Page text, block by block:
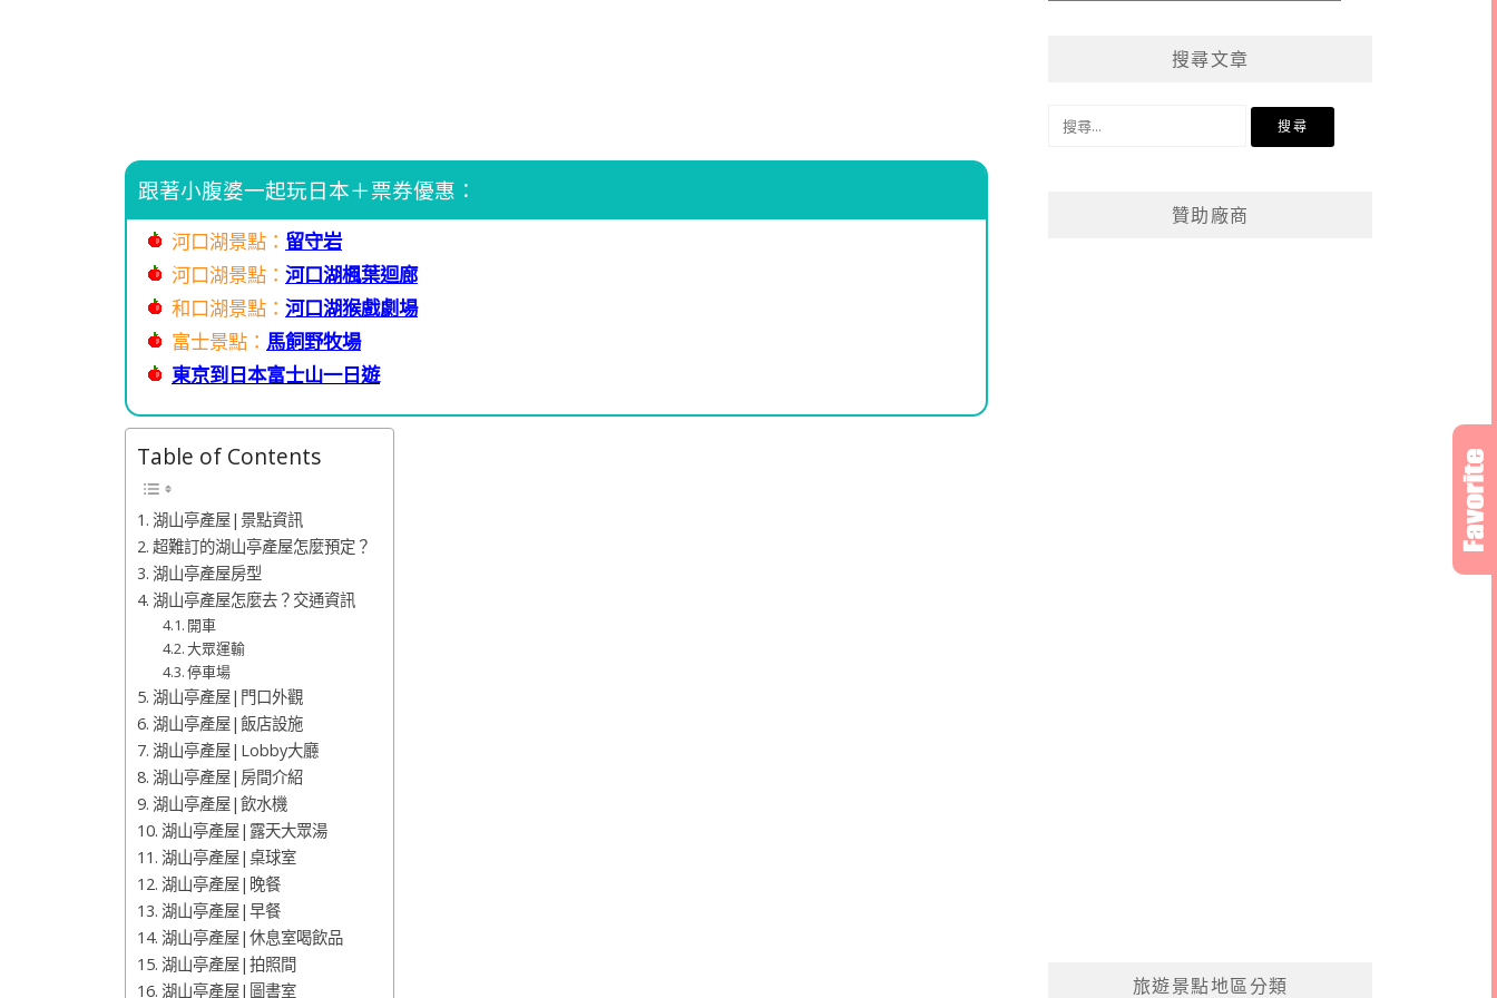
跟著小腹婆一起玩日本＋票券優惠：
河口湖景點： 留守岩
河口湖景點： 河口湖楓葉迴廊
和口湖景點： 河口湖猴戲劇場
富士景點： 馬飼野牧場
東京到日本富士山一日遊
Table of Contents
湖山亭產屋|景點資訊
超難訂的湖山亭產屋怎麼預定？
湖山亭產屋房型
湖山亭產屋怎麼去？交通資訊
開車
大眾運輸
停車場
湖山亭產屋|門口外觀
湖山亭產屋|飯店設施
湖山亭產屋|Lobby大廳
湖山亭產屋|房間介紹
湖山亭產屋|飲水機
湖山亭產屋|露天大眾湯
湖山亭產屋|桌球室
湖山亭產屋|晚餐
湖山亭產屋|早餐
湖山亭產屋|休息室喝飲品
湖山亭產屋|拍照間
湖山亭產屋|圖書室
搜尋文章
贊助廠商
旅遊景點地區分類